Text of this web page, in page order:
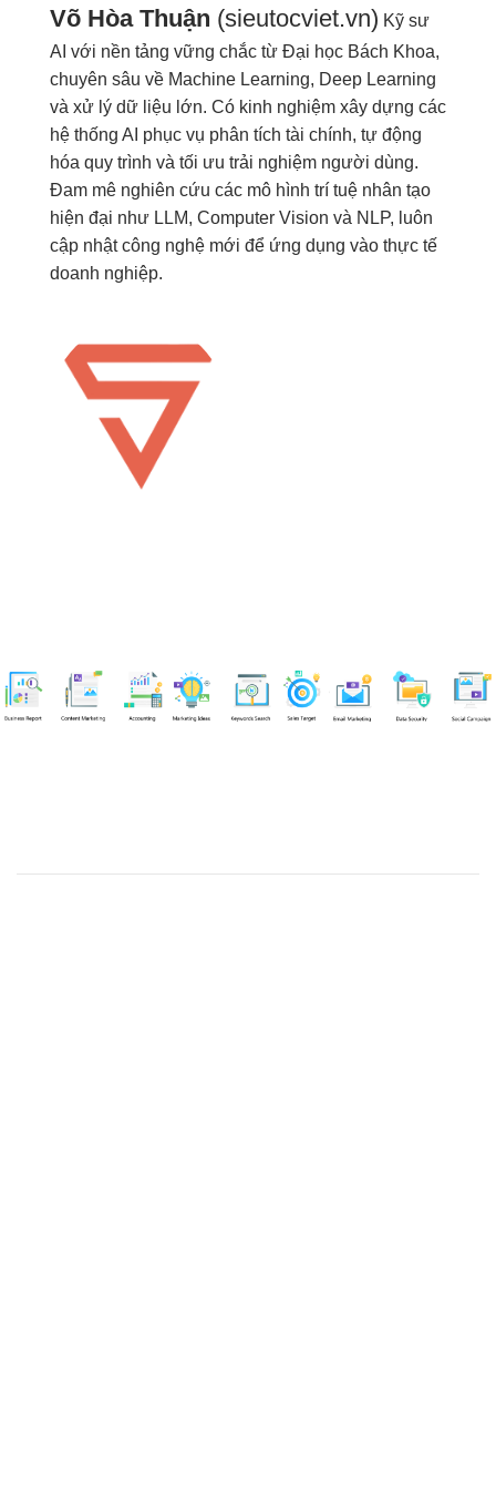
Võ Hòa Thuận (sieutocviet.vn) Kỹ sư
AI với nền tảng vững chắc từ Đại học Bách Khoa,
chuyên sâu về Machine Learning, Deep Learning
và xử lý dữ liệu lớn. Có kinh nghiệm xây dựng các
hệ thống AI phục vụ phân tích tài chính, tự động
hóa quy trình và tối ưu trải nghiệm người dùng.
Đam mê nghiên cứu các mô hình trí tuệ nhân tạo
hiện đại như LLM, Computer Vision và NLP, luôn
cập nhật công nghệ mới để ứng dụng vào thực tế
doanh nghiệp.